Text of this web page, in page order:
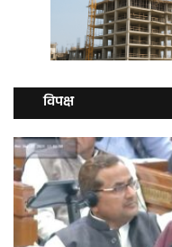
विपक्ष